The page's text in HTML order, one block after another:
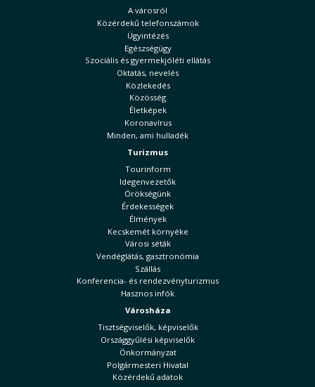
A városról
Közérdekű telefonszámok
Ügyintézés
Egészségügy
Szociális és gyermekjóléti ellátás
Oktatás, nevelés
Közlekedés
Közösség
Életképek
Koronavírus
Minden, ami hulladék
Turizmus
Tourinform
Idegenvezetők
Örökségünk
Érdekességek
Élmények
Kecskemét környéke
Városi séták
Vendéglátás, gasztronómia
Szállás
Konferencia- és rendezvényturizmus
Hasznos infók
Városháza
Tisztségviselők, képviselők
Országgyűlési képviselők
Önkormányzat
Polgármesteri Hivatal
Közérdekű adatok